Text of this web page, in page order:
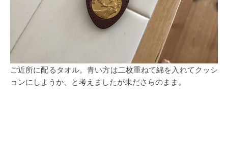
ご近所に配るタオル。青い方は二枚重ねて綿を入れてクッシ
ョンにしようか、と考えましたが未ださらのまま。